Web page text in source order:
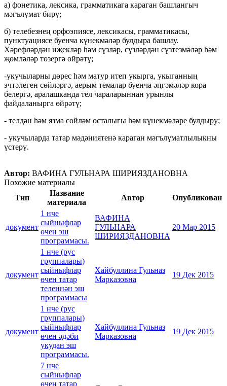
а) фонетика, лексика, грамматикага караган башлангыч
мәгълүмат бирү;
б) телебезнең орфоэпиясе, лексикасы, грамматикасы,
пунктуациясе буенча күнекмәләр булдыра башлау.
Хәрефләрдән иҗекләр һәм сүзләр, сүзләрдән сүзтезмәләр һәм
җөмләләр төзергә өйрәтү;
-укучыларны дөрес һәм матур итеп укырга, укыганның
эчтәлеген сөйләргә, аерым темалар буенча әңгәмәләр кора
белергә, аралашканда тел чараларыннан урынлы
файдаланырга өйрәтү;
- телдән һәм язма сөйләм осталыгы һәм күнекмәләре булдыру;
- укучыларда татар мәдәниятенә караган мәгълүматлылыкны
үстерү.
Автор: ВАФИНА ГУЛЬНАРА ШИРИЯЗДАНОВНА
Похожие материалы
Тип
Название
материала
Автор Опубликован
документ
1 нче
сыйныфлар
өчен эш
программасы.
ВАФИНА
ГУЛЬНАРА
ШИРИЯЗДАНОВНА
20 Мар 2015
документ
1 нче (рус
группалары)
сыйныфлар
өчен татар
теленнән эш
программасы
Хайбуллина Гульназ
Марказовна
19 Дек 2015
документ
1 нче (рус
группалары)
сыйныфлар
өчен әдәби
укудан эш
программасы.
Хайбуллина Гульназ
Марказовна
19 Дек 2015
7 нче
сыйныфлар
өчен татар